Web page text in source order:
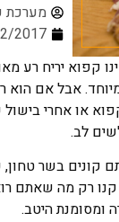
מערכת
2017
קפוא יריח רע
אבל אם הוא
או אחרי בישול
לב.
קונים בשר טחון,
קנו רק מה שאתם
ומסומנת היטב.